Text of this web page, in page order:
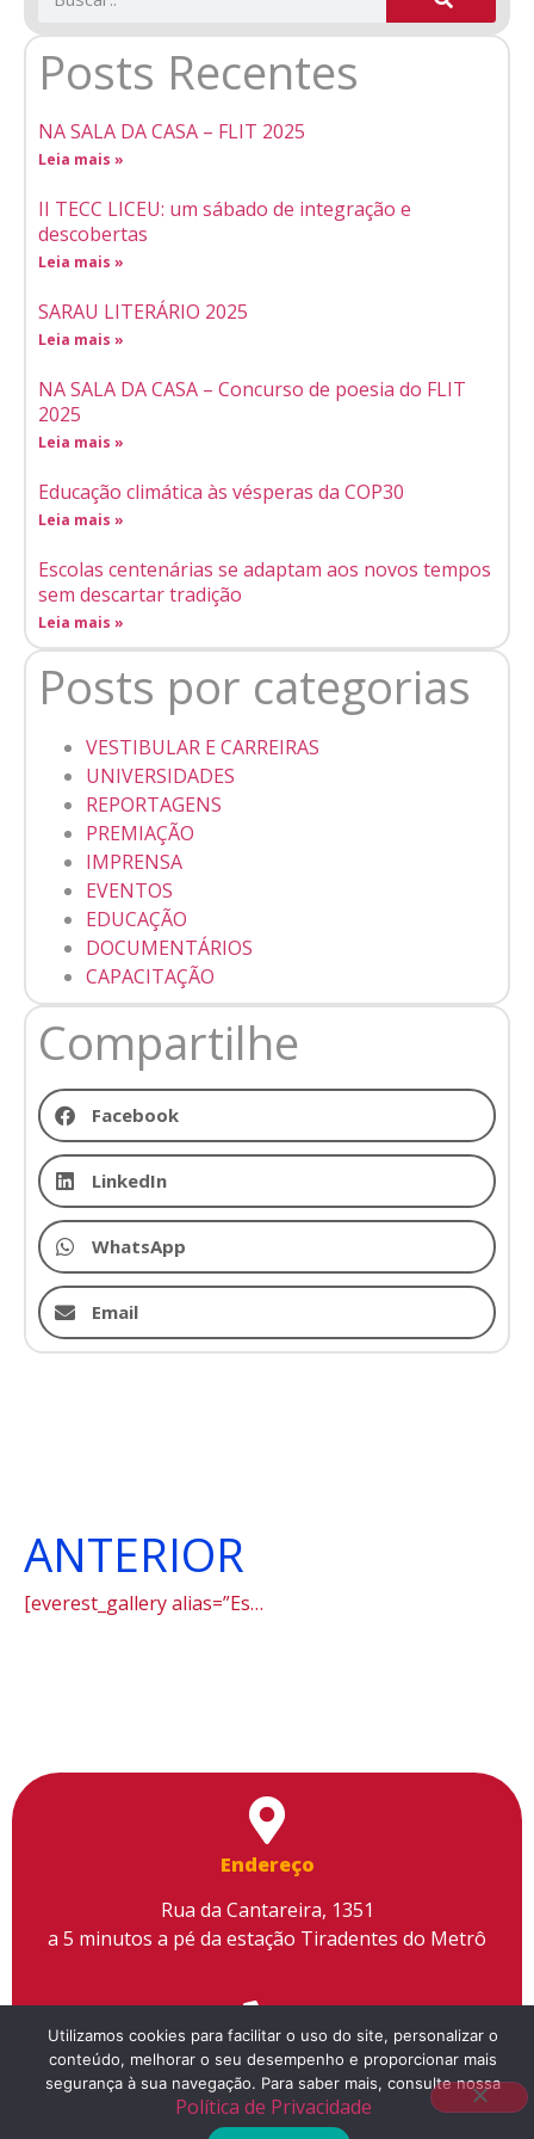
Posts Recentes
NA SALA DA CASA – FLIT 2025
Leia mais »
II TECC LICEU: um sábado de integração e
descobertas
Leia mais »
SARAU LITERÁRIO 2025
Leia mais »
NA SALA DA CASA – Concurso de poesia do FLIT
2025
Leia mais »
Educação climática às vésperas da COP30
Leia mais »
Escolas centenárias se adaptam aos novos tempos
sem descartar tradição
Leia mais »
Posts por categorias
VESTIBULAR E CARREIRAS
UNIVERSIDADES
REPORTAGENS
PREMIAÇÃO
IMPRENSA
EVENTOS
EDUCAÇÃO
DOCUMENTÁRIOS
CAPACITAÇÃO
Compartilhe
Facebook
LinkedIn
WhatsApp
Email
ANTERIOR
[everest_gallery alias=”Estudos do Meio 2023: visita ao MAC”]
Endereço
Rua da Cantareira, 1351
a 5 minutos a pé da estação Tiradentes do Metrô
Telefone
(11) 2155-3300
Utilizamos cookies para facilitar o uso do site, personalizar o
conteúdo, melhorar o seu desempenho e proporcionar mais
segurança à sua navegação. Para saber mais, consulte nossa
Política de Privacidade